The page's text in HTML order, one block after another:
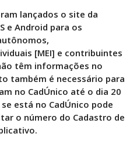
lançados o site da
e Android para os
[MEI] e contribuintes
têm informações no
também é necessário para
no CadÚnico até o dia 20
está no CadÚnico pode
o número do Cadastro de